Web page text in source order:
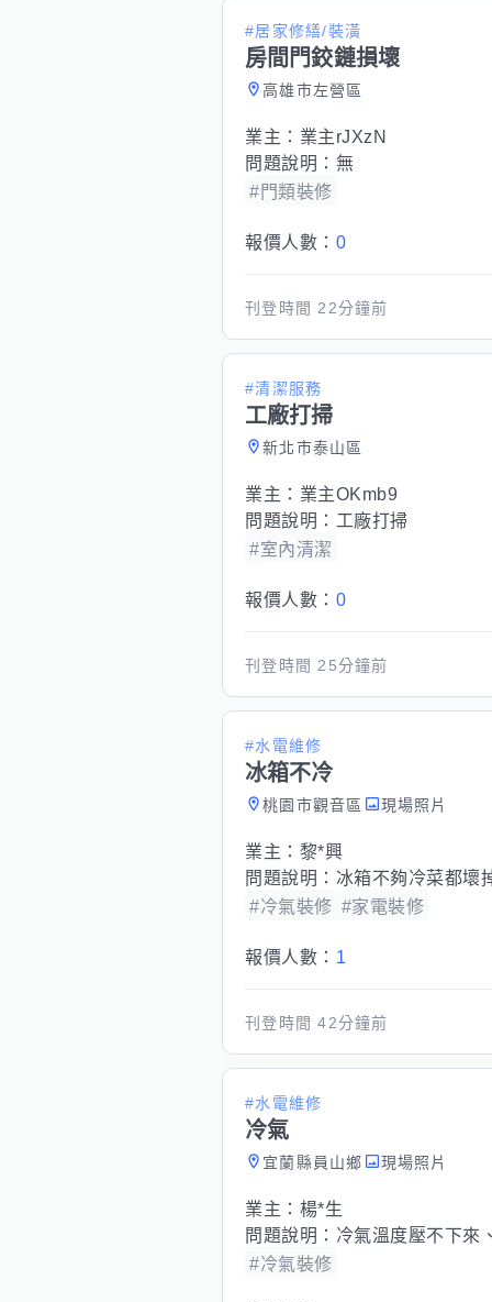
#居家修繕/裝潢
房間門鉸鏈損壞
高雄市左營區
業主： 業主rJXzN
問題說明： 無
#門類裝修
報價人數： 0
刊登時間 22分鐘前
#清潔服務
工廠打掃
新北市泰山區
業主： 業主OKmb9
問題說明： 工廠打掃
#室內清潔
報價人數： 0
刊登時間 25分鐘前
#水電維修
冰箱不冷
桃園市觀音區 現場照片
業主： 黎*興
問題說明： 冰箱不夠冷菜都壞
#冷氣裝修 #家電裝修
報價人數： 1
刊登時間42分鐘前
#水電維修
冷氣
宜蘭縣員山鄉 現場照片
業主： 楊*生
問題說明： 冷氣溫度壓不下來
#冷氣裝修